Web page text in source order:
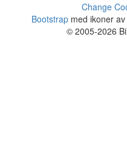
Change
Bootstrapmed ikoner av
© 2005-2026